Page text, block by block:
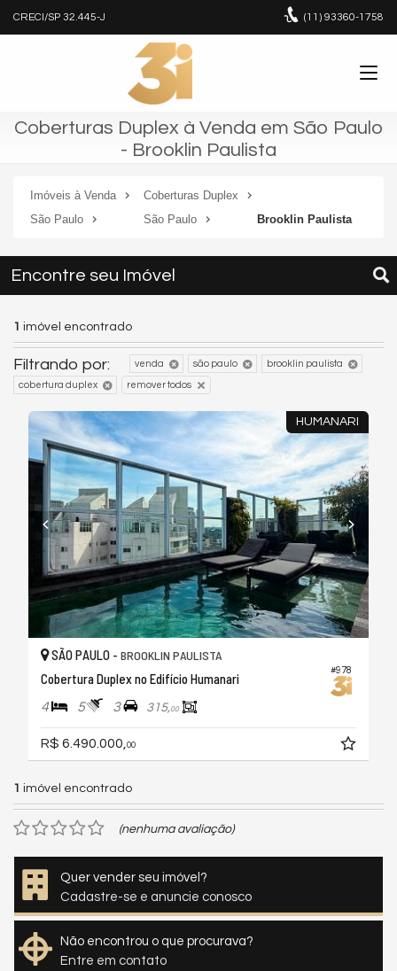
CRECI/SP 32.445-J (11) 93360-1758
Coberturas Duplex à Venda em São Paulo
- Brooklin Paulista
Imóveis à Venda
Coberturas Duplex
São Paulo
São Paulo Brooklin Paulista
Encontre seu Imóvel
1 imóvel encontrado
Filtrando por: venda são paulo brooklin paulista
cobertura duplex remover todos
HUMANARI
#978
SÃO PAULO - BROOKLIN PAULISTA
Cobertura Duplex no Edifício Humanari
4 5 3 315,00
R$ 6.490.000, 00
1 imóvel encontrado
(nenhuma avaliação)
Quer vender seu imóvel?
Cadastre-se e anuncie conosco
Não encontrou o que procurava?
Entre em contato